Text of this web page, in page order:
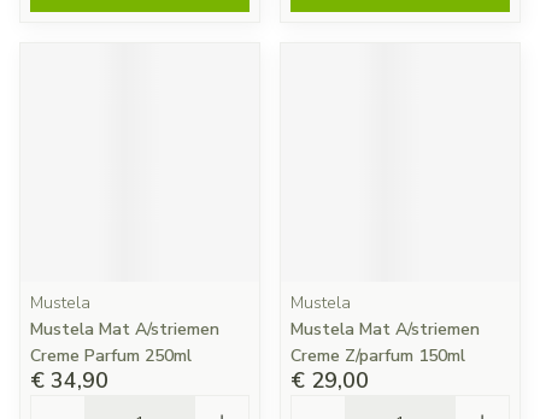
Mustela
Mustela Mat A/striemen
Creme Parfum 250ml
€ 34,90
Mustela
Mustela Mat A/striemen
Creme Z/parfum 150ml
€ 29,00